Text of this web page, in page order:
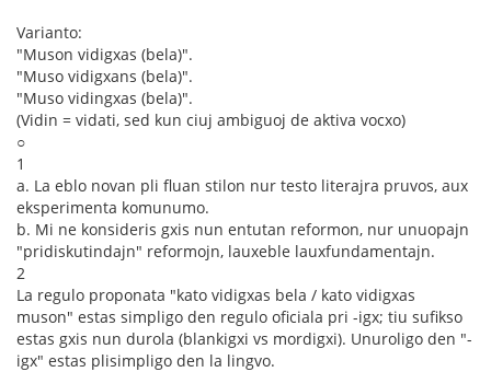
Varianto:
"Muson vidigxas (bela)".
"Muso vidigxans (bela)".
"Muso vidingxas (bela)".
(Vidin = vidati, sed kun ciuj ambiguoj de aktiva vocxo)
○
1
a. La eblo novan pli fluan stilon nur testo literajra pruvos, aux
eksperimenta komunumo.
b. Mi ne konsideris gxis nun entutan reformon, nur unuopajn
"pridiskutindajn" reformojn, lauxeble lauxfundamentajn.
2
La regulo proponata "kato vidigxas bela / kato vidigxas
muson" estas simpligo den regulo oficiala pri -igx; tiu sufikso
estas gxis nun durola (blankigxi vs mordigxi). Unuroligo den "-
igx" estas plisimpligo den la lingvo.